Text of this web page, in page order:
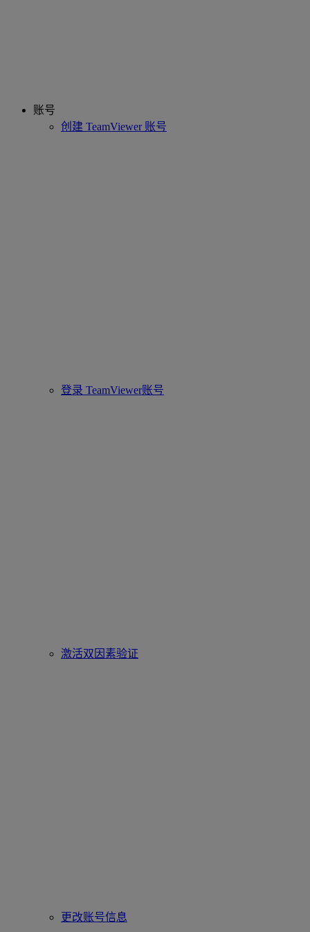
账号
创建 TeamViewer 账号
登录 TeamViewer账号
激活双因素验证
更改账号信息